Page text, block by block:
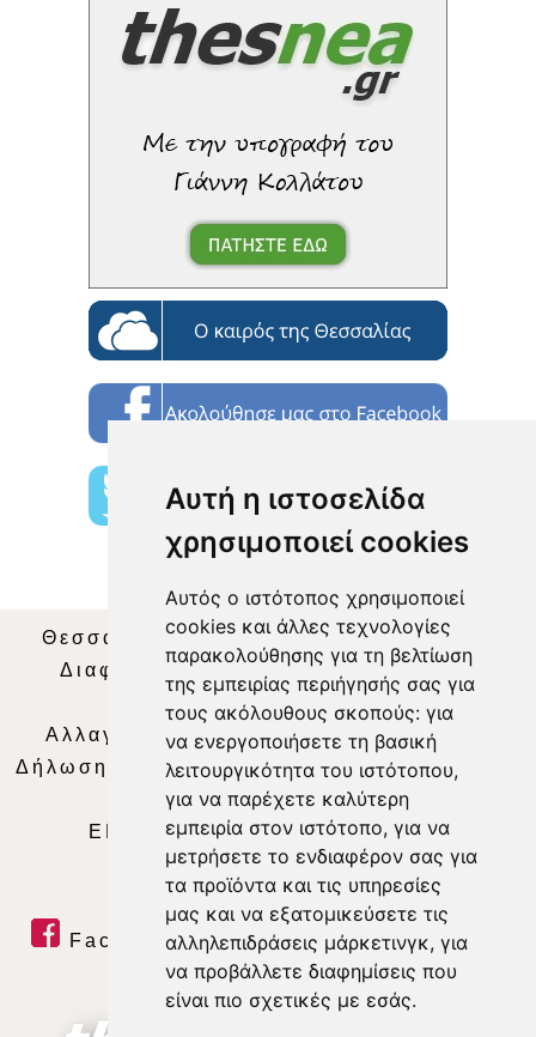
Αυτή η ιστοσελίδα
χρησιμοποιεί cookies
Αυτός ο ιστότοπος χρησιμοποιεί
cookies και άλλες τεχνολογίες
παρακολούθησης για τη βελτίωση
της εμπειρίας περιήγησής σας για
τους ακόλουθους σκοπούς: για
να ενεργοποιήσετε τη βασική
λειτουργικότητα του ιστότοπου,
για να παρέχετε καλύτερη
εμπειρία στον ιστότοπο, για να
μετρήσετε το ενδιαφέρον σας για
τα προϊόντα και τις υπηρεσίες
μας και να εξατομικεύσετε τις
αλληλεπιδράσεις μάρκετινγκ, για
να προβάλλετε διαφημίσεις που
είναι πιο σχετικές με εσάς.
Θεσσαλία Τηλεόραση|SNG Services
Διαφήμιση | Όροι Χρήσης |Δήλωση
Απορρήτου |
Περιεχόμενο
Αλλαγή Προτιμήσεων για τα Cookies
Δήλωση συμμόρφωσης με τη σύσταση (ΕΕ)
2018/334|Ταυτότητα
ΕΝΗΜΕΡΩΣΗ |WEB TV| LIVE
Facebook| Twitter | Youtube
RSS Feed